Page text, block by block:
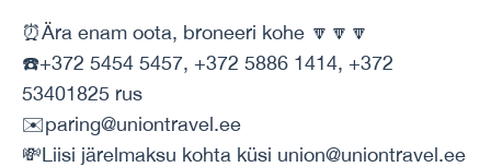
⏰Ära enam oota, broneeri kohe 🔽🔽🔽
☎️+372 5454 5457, +372 5886 1414, +372
53401825 rus
✉️paring@uniontravel.ee
💸Liisi järelmaksu kohta küsi union@uniontravel.ee